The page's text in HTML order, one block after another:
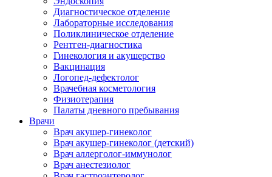
Диагностическое отделение
Лабораторные исследования
Поликлиническое отделение
Рентген-диагностика
Гинекология и акушерство
Вакцинация
Логопед-дефектолог
Врачебная косметология
Физиотерапия
Палаты дневного пребывания
Врачи
Врач акушер-гинеколог
Врач акушер-гинеколог (детский)
Врач аллерголог-иммунолог
Врач анестезиолог